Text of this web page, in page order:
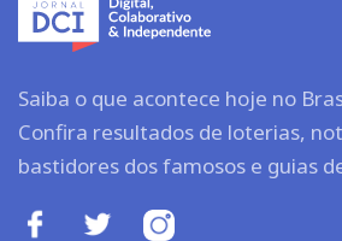
Saiba o que acontece hoje no
Confira resultados de loterias,
bastidores dos famosos e guias